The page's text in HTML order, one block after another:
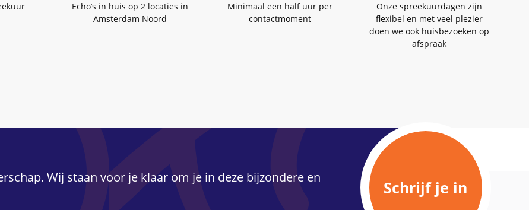
Echo’s in huis op 2 locaties in
Amsterdam Noord
Minimaal een half uur per
contactmoment
Onze spreekuurdagen zijn
flexibel en met veel plezier
doen we ook huisbezoeken op
afspraak
Wij staan voor je klaar om je in deze bijzondere en
Schrijf je in